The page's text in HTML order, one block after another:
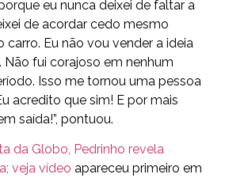
eu nunca deixei de faltar a
de acordar cedo mesmo
Eu não vou vender a ideia
Não fui corajoso em nenhum
Isso me tornou uma pessoa
acredito que sim! E por mais
saída!”, pontuou.
da Globo, Pedrinho revela
veja vídeo apareceu primeiro em